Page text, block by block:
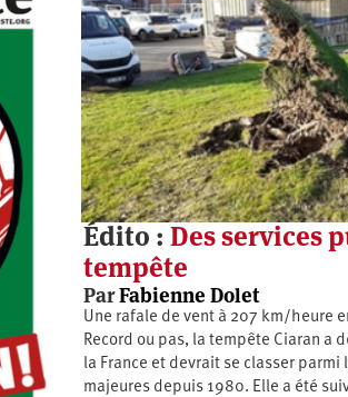
Édito : Des services
tempête
ParFabienne Dolet
Une rafale de vent à 207 km/heure
Record ou pas, la tempête Ciaran a
la France et devrait se classer
majeures depuis 1980. Elle a été